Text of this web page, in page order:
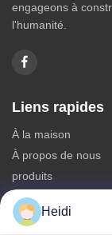
engageons à
l'humanité.
Liens rapides
À la maison
À propos de nous
produits
Nous contacter
Heidi